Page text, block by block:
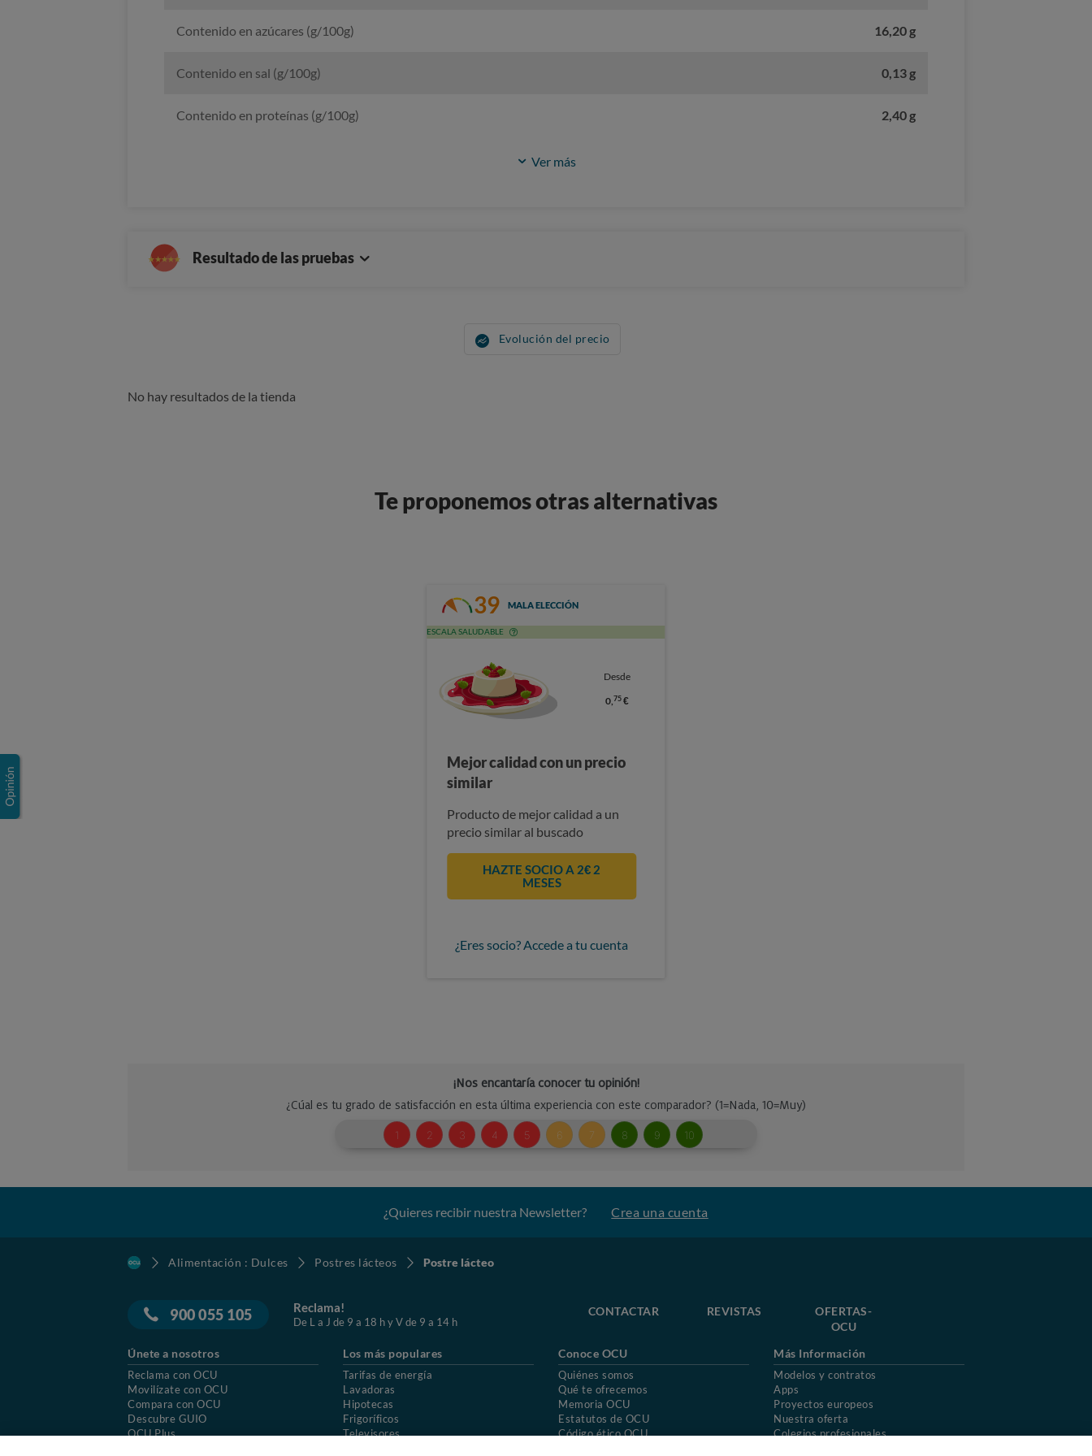
Contenido en azúcares (g/100g) 16,20 g
Contenido en sal (g/100g) 0,13 g
Contenido en proteínas (g/100g) 2,40 g
Ver más
Resultado de las pruebas
Evolución del precio
No hay resultados de la tienda
Te proponemos otras alternativas
39 MALA ELECCIÓN
ESCALA SALUDABLE
Desde
0,75 €
Mejor calidad con un precio
similar
Producto de mejor calidad a un
precio similar al buscado
HAZTE SOCIO A 2€ 2
MESES
¿Eres socio? Accede a tu cuenta
¿Quieres recibir nuestra Newsletter? Crea una cuenta
Alimentación : Dulces Postres lácteos Postre lácteo
900 055 105 Reclama!
De L a J de 9 a 18 h y V de 9 a 14 h
CONTACTAR REVISTAS
OFERTAS-
OCU
Únete a nosotros
Reclama con OCU
Movilízate con OCU
Compara con OCU
Descubre GUIO
OCU Plus
Los más populares
Tarifas de energía
Lavadoras
Hipotecas
Frigoríficos
Televisores
Conoce OCU
Quiénes somos
Qué te ofrecemos
Memoria OCU
Estatutos de OCU
Código ético OCU
Más Información
Modelos y contratos
Apps
Proyectos europeos
Nuestra oferta
Colegios profesionales